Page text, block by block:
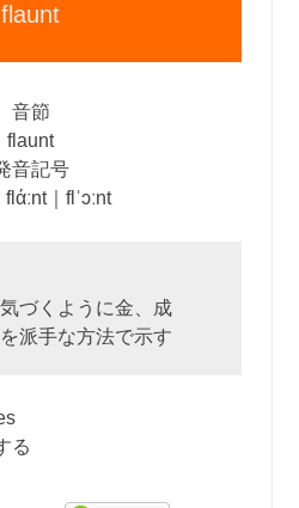
flaunt
音節
flaunt
音記号
flάːnt｜flˈɔːnt
づくように金、成
派手な方法で示す
る